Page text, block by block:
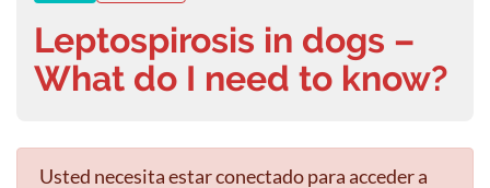
Leptospirosis in dogs –
What do I need to know?
Usted necesita estar conectado para acceder a